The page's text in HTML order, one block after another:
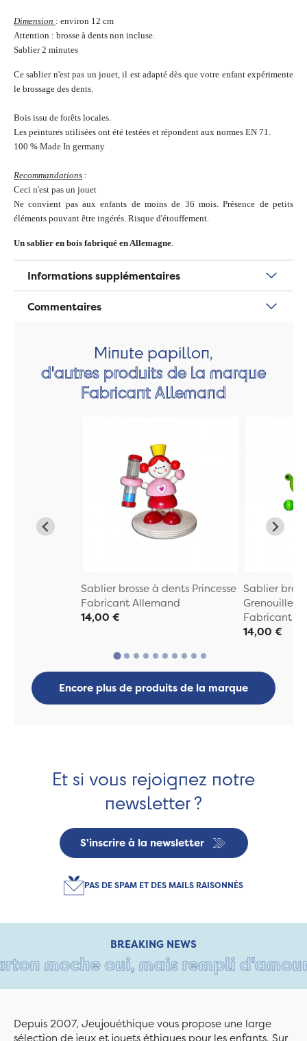
Dimension : environ 12 cm
Attention : brosse à dents non incluse.
Sablier 2 minutes
Ce sablier n'est pas un jouet, il est adapté dès que votre enfant expérimente
le brossage des dents.
Bois issu de forêts locales.
Les peintures utilisées ont été testées et répondent aux normes EN 71.
100 % Made In germany
Recommandations :
Ceci n'est pas un jouet
Ne convient pas aux enfants de moins de 36 mois. Présence de petits
éléments pouvant être ingérés. Risque d'étouffement.
Un sablier en bois fabriqué en Allemagne.
Informations supplémentaires
Commentaires
Minute papillon,
d'autres produits de la marque
Fabricant Allemand
Sablier brosse à dents Princesse
Fabricant Allemand
14,00 €
Sablier
Grenouille
Fabricant
14,00 €
Encore plus de produits de la marque
Et si vous rejoignez notre
newsletter ?
S'inscrire à la newsletter
PAS DE SPAM ET DES MAILS RAISONNÉS
BREAKING NEWS
moche oui, mais rempli d'amour
Depuis 2007, Jeujouéthique vous propose une large
sélection de jeux et jouets éthiques pour les enfants. Sur